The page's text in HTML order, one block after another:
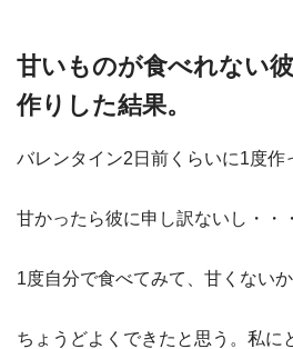
甘いものが食べれない
作りした結果。
バレンタイン2日前くらいに1度作
甘かったら彼に申し訳ないし・・
1度自分で食べてみて、甘くない
ちょうどよくできたと思う。私に